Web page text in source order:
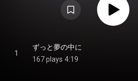
1
ずっと夢の中に
167 plays 4:19